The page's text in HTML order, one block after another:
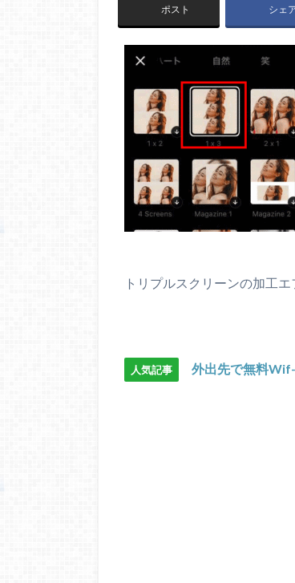
ポスト シェ
トリプルスクリーンの加工エ
人気記事 外出先で無料